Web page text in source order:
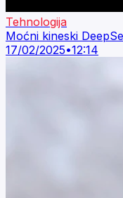
Tehnologija
Moćni kineski
17/02/2025•12:14